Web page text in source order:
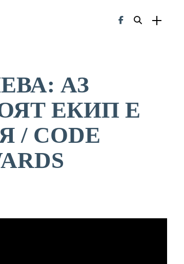
АЗ
ЕКИП Е
/ CODE